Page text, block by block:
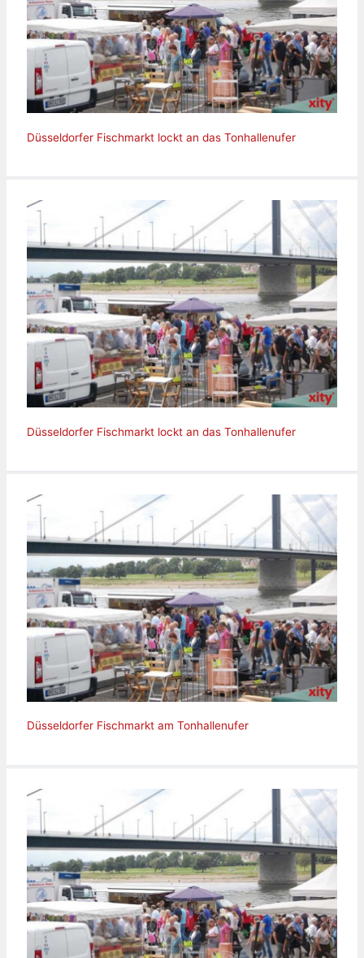
Düsseldorfer Fischmarkt lockt an das Tonhallenufer
Düsseldorfer Fischmarkt lockt an das Tonhallenufer
Düsseldorfer Fischmarkt am Tonhallenufer